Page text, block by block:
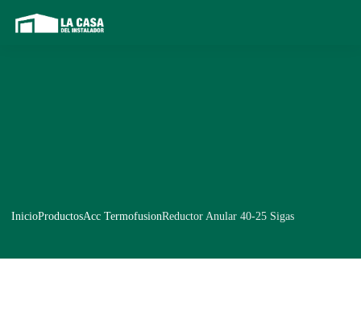
InicioProductosAcc TermofusionReductor Anular 40-25 Sigas